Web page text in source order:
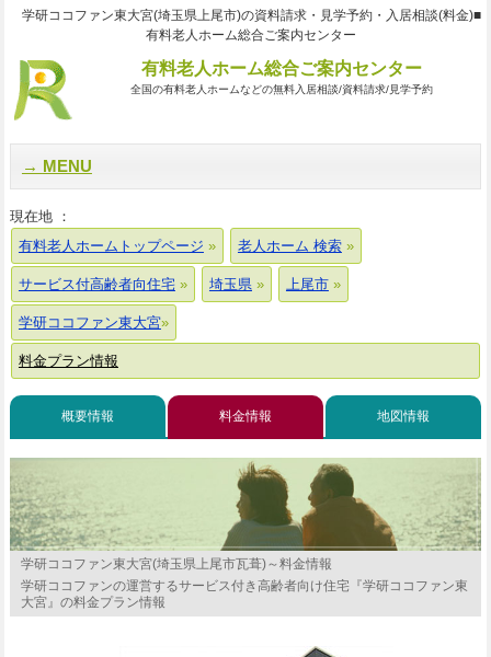
学研ココファン東大宮(埼玉県上尾市)の資料請求・見学予約・入居相談(料金)■
有料老人ホーム総合ご案内センター
有料老人ホーム総合ご案内センター
全国の有料老人ホームなどの無料入居相談/資料請求/見学予約
MENU
現在地 ：
有料老人ホームトップページ
老人ホーム 検索
サービス付高齢者向住宅 埼玉県 上尾市
学研ココファン東大宮
料金プラン情報
概要情報 料金情報 地図情報
学研ココファン東大宮(埼玉県上尾市瓦葺)～料金情報
学研ココファンの運営するサービス付き高齢者向け住宅『学研ココファン東
大宮』の料金プラン情報